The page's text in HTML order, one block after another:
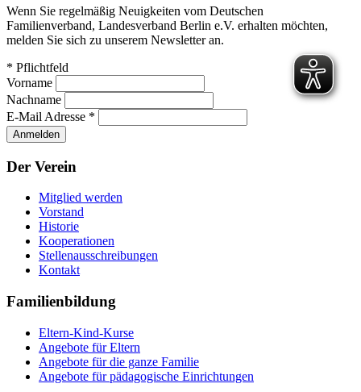
Wenn Sie regelmäßig Neuigkeiten vom Deutschen
Familienverband, Landesverband Berlin e.V. erhalten möchten,
melden Sie sich zu unserem Newsletter an.
* Pflichtfeld
Vorname
Nachname
E-Mail Adresse *
Der Verein
Mitglied werden
Vorstand
Historie
Kooperationen
Stellenausschreibungen
Kontakt
Familienbildung
Eltern-Kind-Kurse
Angebote für Eltern
Angebote für die ganze Familie
Angebote für pädagogische Einrichtungen